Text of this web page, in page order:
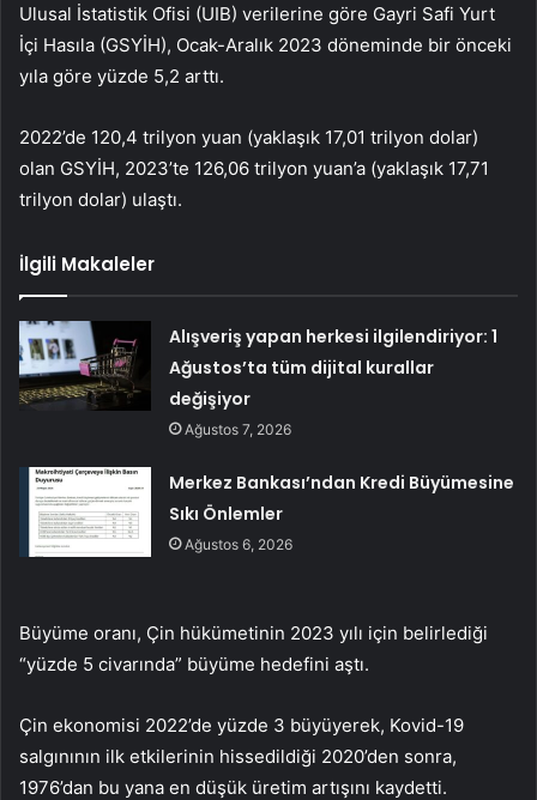
Ulusal İstatistik Ofisi (UIB) verilerine göre Gayri Safi Yurt
İçi Hasıla (GSYİH), Ocak-Aralık 2023 döneminde bir önceki
yıla göre yüzde 5,2 arttı.
2022’de 120,4 trilyon yuan (yaklaşık 17,01 trilyon dolar)
olan GSYİH, 2023’te 126,06 trilyon yuan’a (yaklaşık 17,71
trilyon dolar) ulaştı.
İlgili Makaleler
Alışveriş yapan herkesi ilgilendiriyor: 1
Ağustos’ta tüm dijital kurallar
değişiyor
Ağustos 7, 2026
Merkez Bankası’ndan Kredi Büyümesine
Sıkı Önlemler
Ağustos 6, 2026
Büyüme oranı, Çin hükümetinin 2023 yılı için belirlediği
“yüzde 5 civarında” büyüme hedefini aştı.
Çin ekonomisi 2022’de yüzde 3 büyüyerek, Kovid-19
salgınının ilk etkilerinin hissedildiği 2020’den sonra,
1976’dan bu yana en düşük üretim artışını kaydetti.